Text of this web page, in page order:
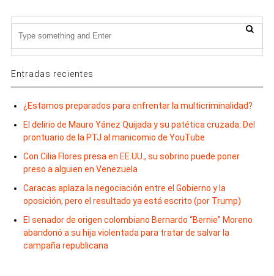
Entradas recientes
¿Estamos preparados para enfrentar la multicriminalidad?
El delirio de Mauro Yánez Quijada y su patética cruzada: Del
prontuario de la PTJ al manicomio de YouTube
Con Cilia Flores presa en EE.UU., su sobrino puede poner
preso a alguien en Venezuela
Caracas aplaza la negociación entre el Gobierno y la
oposición, pero el resultado ya está escrito (por Trump)
El senador de origen colombiano Bernardo “Bernie” Moreno
abandonó a su hija violentada para tratar de salvar la
campaña republicana